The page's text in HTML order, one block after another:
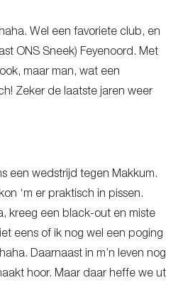
Wel een favoriete club, en
ONS Sneek) Feyenoord. Met
maar man, wat een
Zeker de laatste jaren weer
een wedstrijd tegen Makkum.
‘m er praktisch in pissen.
kreeg een black-out en miste
eens of ik nog wel een poging
Daarnaast in m’n leven nog
hoor. Maar daar heffe we ut